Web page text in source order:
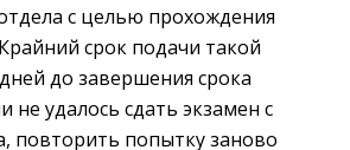
с целью прохождения
срок подачи такой
до завершения срока
не удалось сдать экзамен с
повторить попытку заново